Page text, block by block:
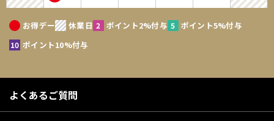
お得デー 休業日 ポイント2%付与
ポイント5%付与
ポイント10%付与
よくあるご質問